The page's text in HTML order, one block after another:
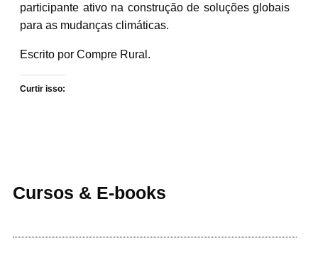
participante ativo na construção de soluções globais
para as mudanças climáticas.
Escrito por Compre Rural.
Curtir isso:
Cursos & E-books